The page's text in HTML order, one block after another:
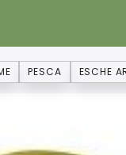
PESCA ESCHE